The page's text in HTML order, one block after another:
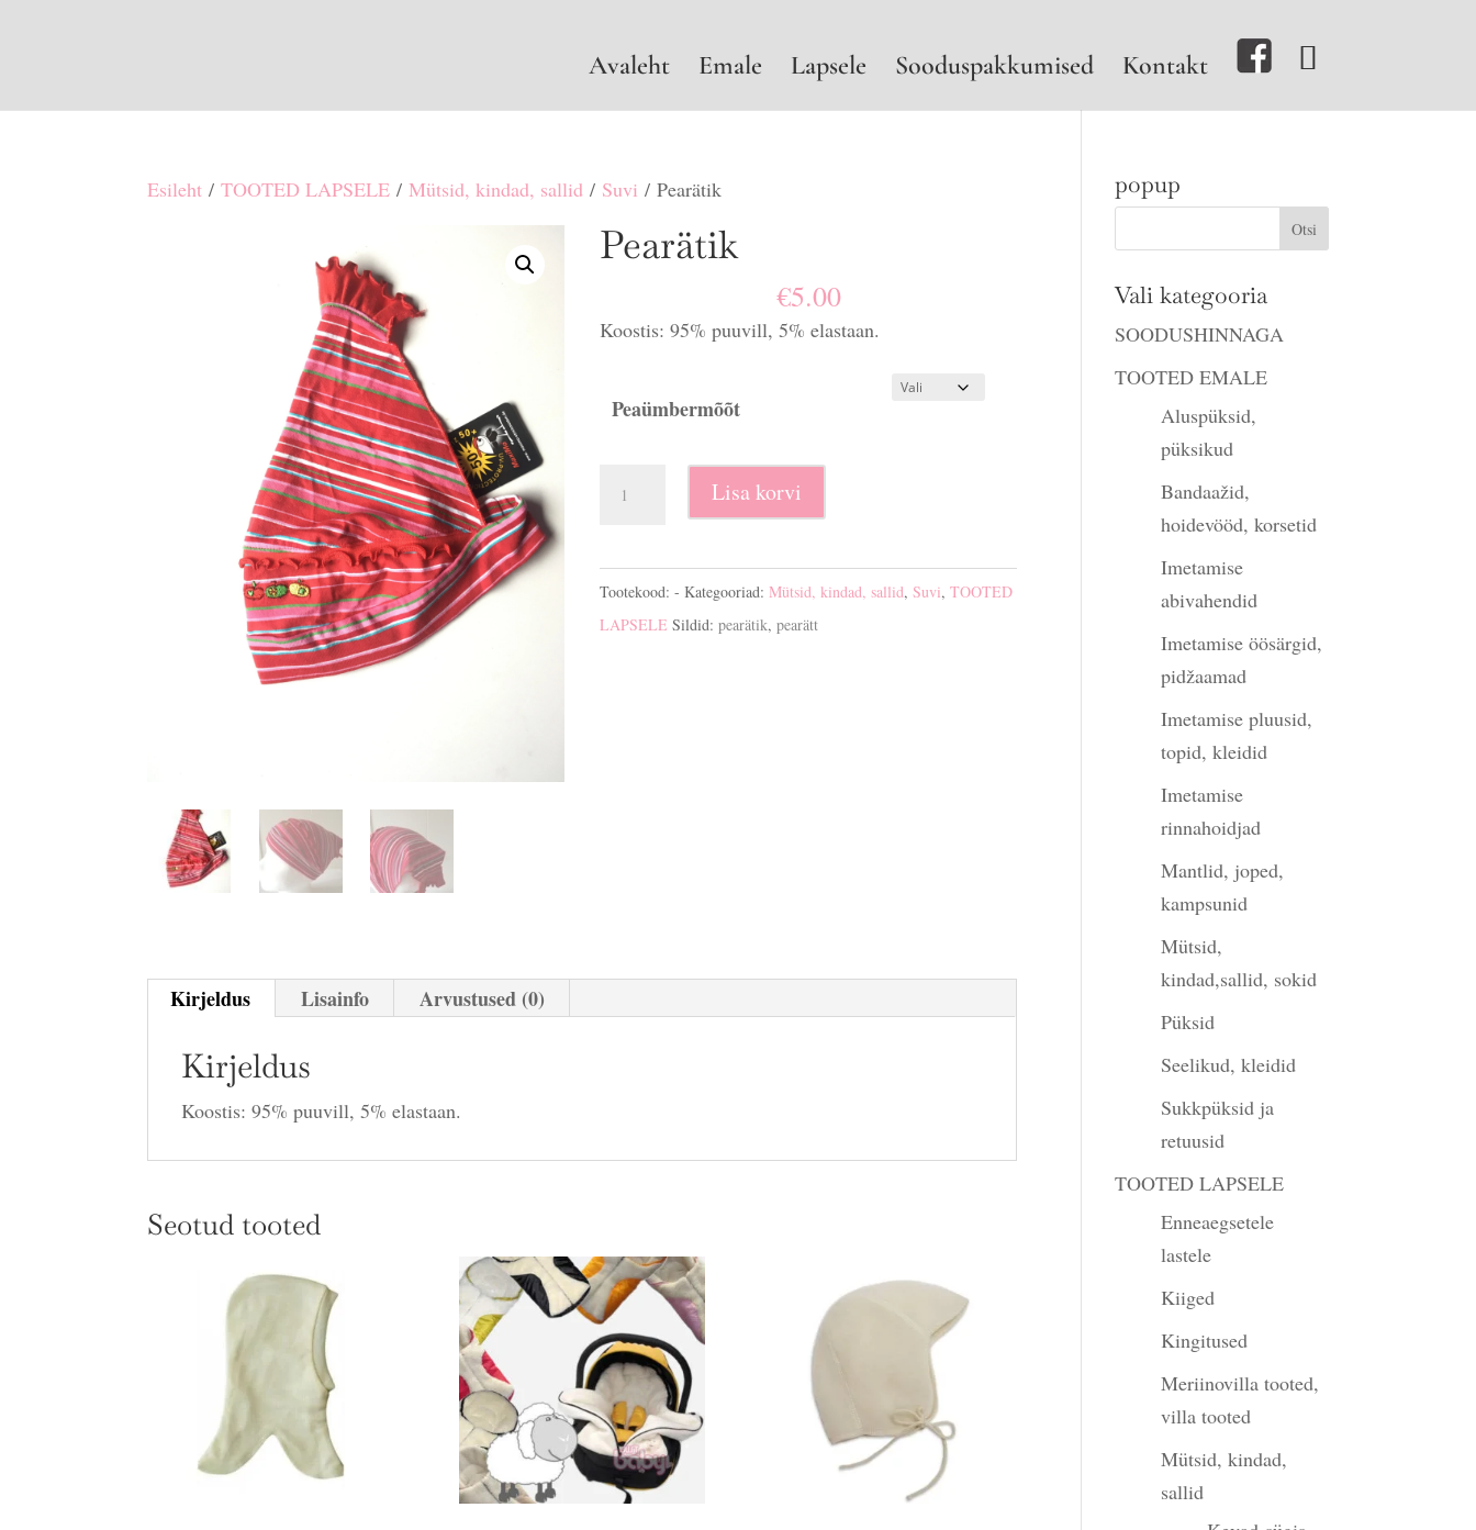
Avaleht Emale Lapsele Sooduspakkumised Kontakt
Esileht /TOOTED LAPSELE /Mütsid, kindad, sallid / Suvi / Pearätik
Pearätik
€5.00
Koostis: 95% puuvill, 5% elastaan.
Peaümbermõõt
Lisa korvi
Tootekood:- Kategooriad:Mütsid, kindad, sallid,Suvi,TOOTED
LAPSELE Sildid:pearätik,pearätt
Kirjeldus Lisainfo Arvustused (0)
Kirjeldus
Koostis: 95% puuvill, 5% elastaan.
Seotud tooted
popup
Vali kategooria
SOODUSHINNAGA
TOOTED EMALE
Aluspüksid,
püksikud
Bandaažid,
hoidevööd, korsetid
Imetamise
abivahendid
Imetamise öösärgid,
pidžaamad
Imetamise pluusid,
topid, kleidid
Imetamise
rinnahoidjad
Mantlid, joped,
kampsunid
Mütsid,
kindad,sallid, sokid
Püksid
Seelikud, kleidid
Sukkpüksid ja
retuusid
TOOTED LAPSELE
Enneaegsetele
lastele
Kiiged
Kingitused
Meriinovilla tooted,
villa tooted
Mütsid, kindad,
sallid